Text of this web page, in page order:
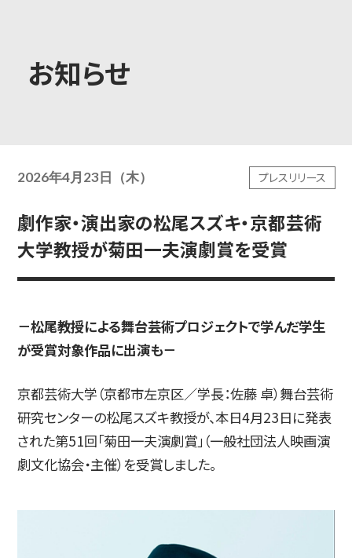
教育・社会連携
学生生活・就職
入試情報
お知らせ
2026年4月23日（木） プレスリリース
劇作家・演出家の松尾スズキ・京都芸術
大学教授が菊田一夫演劇賞を受賞
－松尾教授による舞台芸術プロジェクトで学んだ学生
が受賞対象作品に出演も－
京都芸術大学（京都市左京区／学長：佐藤 卓）舞台芸術
研究センターの松尾スズキ教授が、本日4月23日に発表
された第51回「菊田一夫演劇賞」（一般社団法人映画演
劇文化協会・主催）を受賞しました。